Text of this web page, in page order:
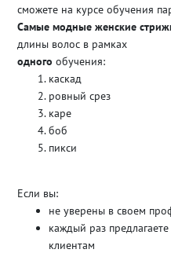
сможете на курсе обучения
Самые модные женские
длины волос в рамках
одного обучения:
каскад
ровный срез
каре
боб
пикси
Если вы:
не уверены в своем
каждый раз
клиентам